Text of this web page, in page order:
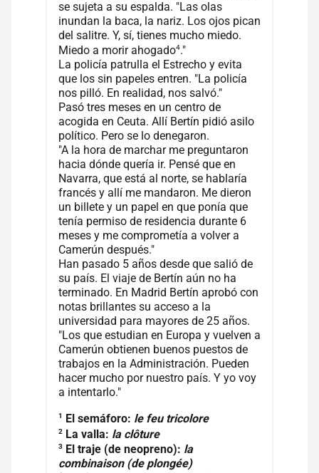
se sujeta a su espalda. "Las olas
inundan la baca, la nariz. Los ojos pican
del salitre. Y, sí, tienes mucho miedo.
Miedo a morir ahogado4."
La policía patrulla el Estrecho y evita
que los sin papeles entren. "La policía
nos pilló. En realidad, nos salvó."
Pasó tres meses en un centro de
acogida en Ceuta. Allí Bertín pidió asilo
político. Pero se lo denegaron.
"A la hora de marchar me preguntaron
hacia dónde quería ir. Pensé que en
Navarra, que está al norte, se hablaría
francés y allí me mandaron. Me dieron
un billete y un papel en que ponía que
tenía permiso de residencia durante 6
meses y me comprometía a volver a
Camerún después."
Han pasado 5 años desde que salió de
su país. El viaje de Bertín aún no ha
terminado. En Madrid Bertín aprobó con
notas brillantes su acceso a la
universidad para mayores de 25 años.
"Los que estudian en Europa y vuelven a
Camerún obtienen buenos puestos de
trabajos en la Administración. Pueden
hacer mucho por nuestro país. Y yo voy
a intentarlo."
1 El semáforo: le feu tricolore
2 La valla: la clôture
3 El traje (de neopreno): la
combinaison (de plongée)